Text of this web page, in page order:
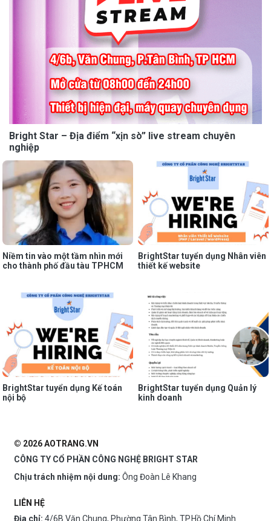
Bright Star – Địa điểm “xịn sò” live stream chuyên
nghiệp
Niềm tin vào một tầm nhìn mới
cho thành phố đầu tàu TPHCM
BrightStar tuyển dụng Nhân viên
thiết kế website
BrightStar tuyển dụng Kế toán
nội bộ
BrightStar tuyển dụng Quản lý
kinh doanh
© 2026 AOTRANG.VN
CÔNG TY CỔ PHẦN CÔNG NGHỆ BRIGHT STAR
Chịu trách nhiệm nội dung: Ông Đoàn Lê Khang
LIÊN HỆ
Địa chỉ: 4/6B Văn Chung, Phường Tân Bình, TP.Hồ Chí Minh